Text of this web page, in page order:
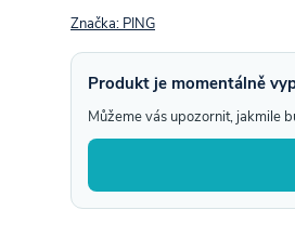
Značka: PING
Produkt je momentálně
Můžeme vás upozornit, jakmile